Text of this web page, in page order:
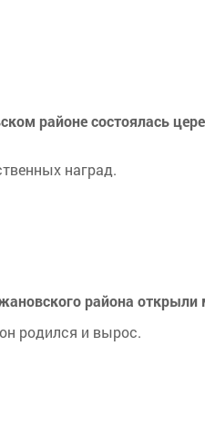
районе состоялась
наград.
района
родился и вырос.